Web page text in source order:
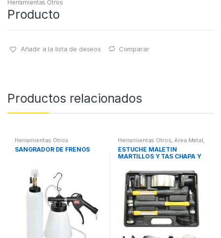
Herramientas Otros
Producto
Añadir a la lista de deseos Comparar
Productos relacionados
Herramientas Otros
SANGRADOR DE FRENOS
Herramientas Otros,Area Metal,
Roscas, Herramientas
Pintura,Maletines Herramientas,
Extractores, Compresímetros,
ESTUCHE MALETIN
MARTILLOS Y TAS CHAPA Y